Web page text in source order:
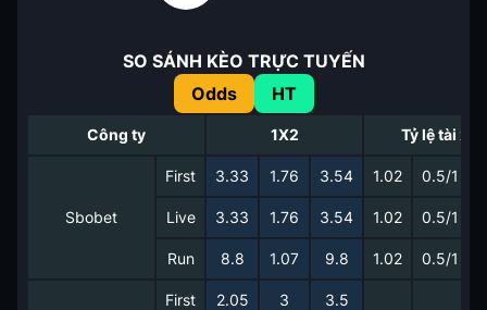
SO SÁNH KÈO TRỰC TUYẾN
Odds
HT
Công ty 1X2 Tỷ lệ tài xỉu
Sbobet
First 3.33 1.76 3.54 1.02 0.5/1
Live 3.33 1.76 3.54 1.02 0.5/1
Run 8.8 1.07 9.8 1.02 0.5/1
First 2.05 3 3.5